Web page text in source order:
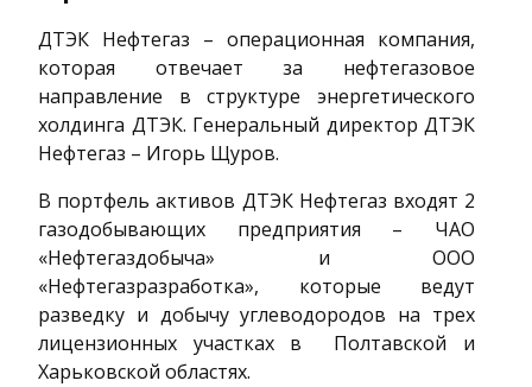
ДТЭК Нефтегаз – операционная компания,
которая отвечает за нефтегазовое
направление в структуре энергетического
холдинга ДТЭК. Генеральный директор ДТЭК
Нефтегаз – Игорь Щуров.
В портфель активов ДТЭК Нефтегаз входят 2
газодобывающих предприятия – ЧАО
«Нефтегаздобыча» и ООО
«Нефтегазразработка», которые ведут
разведку и добычу углеводородов на трех
лицензионных участках в Полтавской и
Харьковской областях.